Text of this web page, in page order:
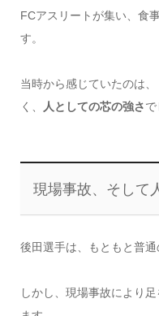
FCアスリートが集い、食
す。
当時から感じていたのは
く、
人としての芯の強さで
現場事故、そして
後田選手は、もともと普通
しかし、現場事故により